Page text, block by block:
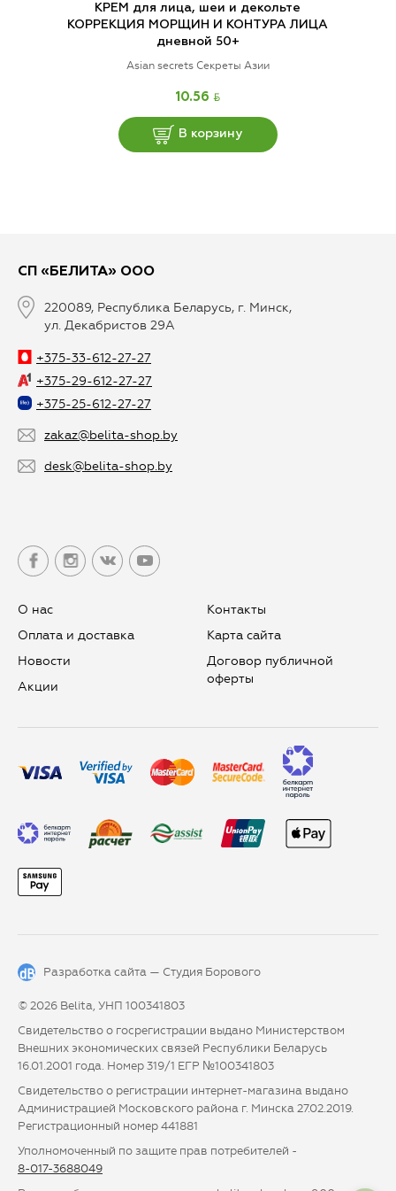
КРЕМ для лица, шеи и декольте
КОРРЕКЦИЯ МОРЩИН И КОНТУРА ЛИЦА
дневной 50+
Asian secrets Секреты Азии
10.56 BYN
В корзину
СП «БЕЛИТА» ООО
220089, Республика Беларусь, г. Минск,
ул. Декабристов 29А
+375-33-612-27-27
+375-29-612-27-27
+375-25-612-27-27
zakaz@belita-shop.by
desk@belita-shop.by
О нас
Оплата и доставка
Новости
Aкции
Контакты
Карта сайта
Договор публичной
оферты
Разработка сайта — Студия Борового
© 2026 Belita, УНП 100341803
Свидетельство о госрегистрации выдано Министерством
Внешних экономических связей Республики Беларусь
16.01.2001 года. Номер 319/1 ЕГР №100341803
Свидетельство о регистрации интернет-магазина выдано
Администрацией Московского района г. Минска 27.02.2019.
Регистрационный номер 441881
Уполномоченный по защите прав потребителей -
8-017-3688049